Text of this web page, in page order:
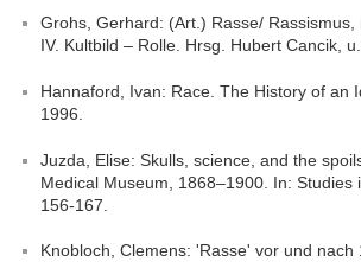
Grohs, Gerhard: (Art.) Rasse/
IV. Kultbild – Rolle. Hrsg. Hubert Cancik,
Hannaford, Ivan: Race. The History of an
1996.
Juzda, Elise: Skulls, science, and the
Medical Museum, 1868–1900. In: Studies
156-167.
Knobloch, Clemens: 'Rasse' vor und